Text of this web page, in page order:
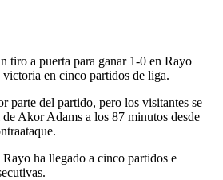
tiro a puerta para ganar 1-0 en Rayo
victoria en cinco partidos de liga.
parte del partido, pero los visitantes se
Akor Adams a los 87 minutos desde
ha llegado a cinco partidos e